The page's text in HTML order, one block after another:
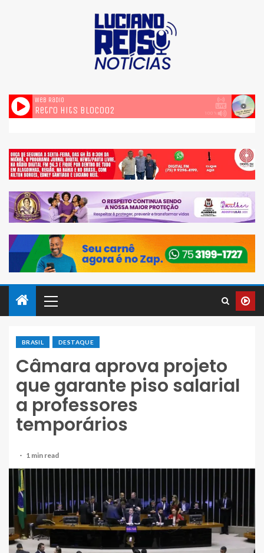
BRASIL DESTAQUE
Câmara aprova projeto
que garante piso salarial
a professores
temporários
1 min read